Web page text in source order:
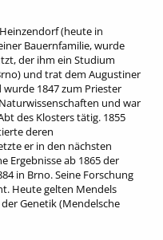
(heute in
Bauernfamilie, wurde
der ihm ein Studium
und trat dem Augustiner
1847 zum Priester
und war
des Klosters tätig. 1855
deren
er in den nächsten
Ergebnisse ab 1865 der
in Brno. Seine Forschung
Heute gelten Mendels
Genetik (Mendelsche